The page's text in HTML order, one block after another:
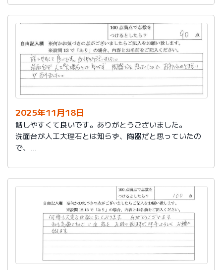
2025年11月18日
話しやすくて良いです。ありがとうございました。
洗面台が人工大理石とは知らず、陶器だと思っていたの
で、